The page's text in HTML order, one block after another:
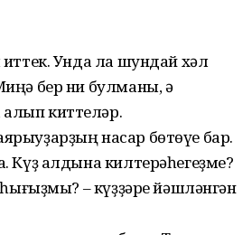
иттек. Унда ла шундай хәл
бер ни булманы, ә
киттеләр.
насар бөтөүе бар.
Күҙ алдына килтерәһегеҙме?
– күҙҙәре йәшләнгән